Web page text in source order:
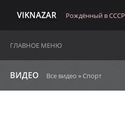
VIKNAZAR Рождённый в СССР
ГЛАВНОЕ МЕНЮ
ВИДЕО Все видео » Спорт